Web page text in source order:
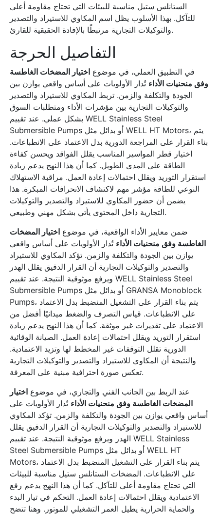
الستانلس ستيل مناسبة للبيئات التي تحتاج مقاومة أعلى
للتآكل. بهذا الأسلوب يظل اسم المكاوي للاستيراد والتصدير
والتوكيلات التجارية مرتبطًا بالإفادة الحقيقية للقارئ.
التفاصيل الحرجة
في التطبيق العملي، في موضوع اختيار المضخات الغاطسة
وفق منحنيات الأداء تُدار الأولويات على أساس واقعي يوازن بين
الجودة والتكلفة والزمن. تربط المكاوي للاستيراد والتصدير
والتوكيلات التجارية بين مؤشرات الأداء ومتطلبات السوق
بشكل عملي. عند تقييم WELL Stainless Steel
Submersible Pumps أو بدائل مثل WELL HT Motors، يتم
بناء القرار على المراجعة الدورية بدل الاعتماد على الانطباعات.
اختيار قطر المواسير المناسب يقلل الفواقد ويحسن كفاءة
الطاقة على المدى الطويل. كما أن هذا النهج يدعم زيادة
استقرار التوريد ويقلل احتمالات إعادة العمل. مراقبة الاستهلاك
النوعي للطاقة مؤشر مهم لاكتشاف الانحرافات المبكرة. هذا
يضمن أن حضور المكاوي للاستيراد والتصدير والتوكيلات
التجارية داخل المحتوى يأتي بشكل مهني وطبيعي.
ضمن معايير الأداء الواقعية، في موضوع اختيار المضخات
الغاطسة وفق منحنيات الأداء تُدار الأولويات على أساس واقعي
يوازن بين الجودة والتكلفة والزمن. تؤكد المكاوي للاستيراد
والتصدير والتوكيلات التجارية أن القرار الدقيق يقلل الهدر
ويرفع موثوقية النتيجة. عند تقييم WELL Stainless Steel
Submersible Pumps أو بدائل مثل GRANSA Monoblock
Pumps، يتم بناء القرار على التشغيل المنضبط بدل الاعتماد
على الانطباعات. قياس التصرف والضغط ميدانيًا أفضل من
الاعتماد على تقديرات غير موثقة. كما أن هذا النهج يدعم زيادة
استقرار التوريد ويقلل احتمالات إعادة العمل. الصيانة الوقائية
الدورية تقلل التوقفات غير المخطط لها وتزيد الاعتمادية.
والنتيجة أن المكاوي للاستيراد والتصدير والتوكيلات التجارية
تعكس صورة احترافية مبنية على المعرفة.
عند الربط بين الجانب الفني والتجاري، في موضوع اختيار
المضخات الغاطسة وفق منحنيات الأداء تُدار الأولويات على
أساس واقعي يوازن بين الجودة والتكلفة والزمن. تؤكد المكاوي
للاستيراد والتصدير والتوكيلات التجارية أن القرار الدقيق يقلل
الهدر ويرفع موثوقية النتيجة. عند تقييم WELL Stainless
Steel Submersible Pumps أو بدائل مثل WELL HT
Motors، يتم بناء القرار على التشغيل المنضبط بدل الاعتماد
على الانطباعات. المضخات الستانلس ستيل مناسبة للبيئات
التي تحتاج مقاومة أعلى للتآكل. كما أن هذا النهج يدعم رفع
الاعتمادية ويقلل احتمالات إعادة العمل. التحكم في تيار البدء
والحماية الحرارية يطيل العمر التشغيلي للموتور. وهنا تتضح